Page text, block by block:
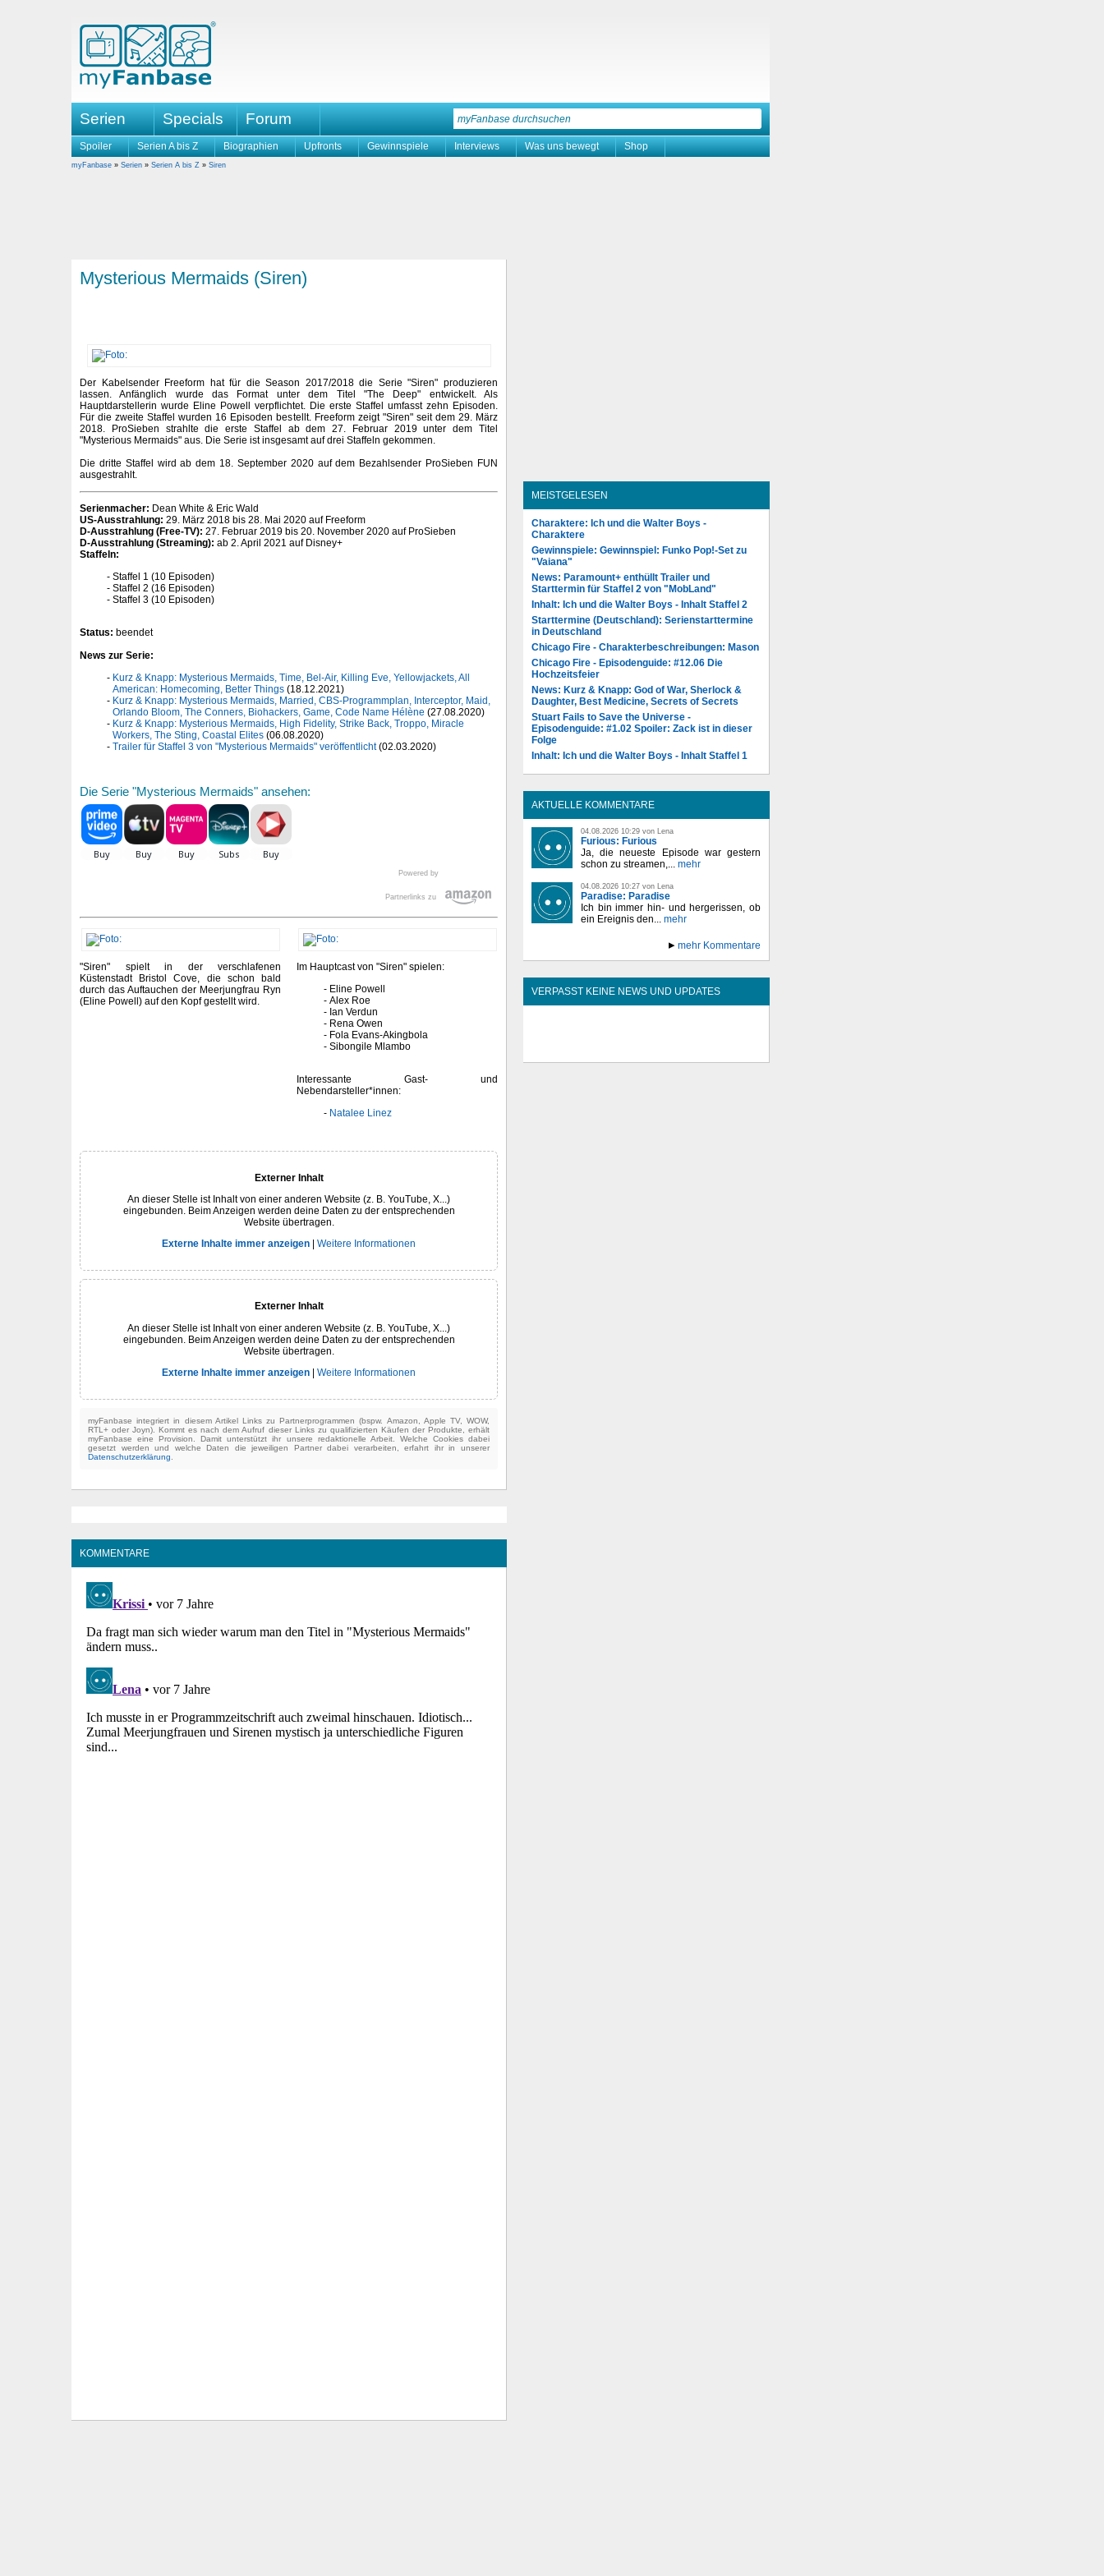
Serien Specials Forum
Spoiler Serien A bis Z Biographien Upfronts Gewinnspiele Interviews Was uns bewegt Shop
myFanbase » Serien » Serien A bis Z » Siren
Mysterious Mermaids (Siren)
Der Kabelsender Freeform hat für die Season 2017/2018 die Serie "Siren" produzieren
lassen. Anfänglich wurde das Format unter dem Titel "The Deep" entwickelt. Als
Hauptdarstellerin wurde Eline Powell verpflichtet. Die erste Staffel umfasst zehn Episoden.
Für die zweite Staffel wurden 16 Episoden bestellt. Freeform zeigt "Siren" seit dem 29. März
2018. ProSieben strahlte die erste Staffel ab dem 27. Februar 2019 unter dem Titel
"Mysterious Mermaids" aus. Die Serie ist insgesamt auf drei Staffeln gekommen.
Die dritte Staffel wird ab dem 18. September 2020 auf dem Bezahlsender ProSieben FUN
ausgestrahlt.
Serienmacher: Dean White & Eric Wald
US-Ausstrahlung: 29. März 2018 bis 28. Mai 2020 auf Freeform
D-Ausstrahlung (Free-TV): 27. Februar 2019 bis 20. November 2020 auf ProSieben
D-Ausstrahlung (Streaming): ab 2. April 2021 auf Disney+
Staffeln:
Staffel 1 (10 Episoden)
Staffel 2 (16 Episoden)
Staffel 3 (10 Episoden)
Status: beendet
News zur Serie:
Kurz & Knapp: Mysterious Mermaids, Time, Bel-Air, Killing Eve, Yellowjackets, All
American: Homecoming, Better Things (18.12.2021)
Kurz & Knapp: Mysterious Mermaids, Married, CBS-Programmplan, Interceptor, Maid,
Orlando Bloom, The Conners, Biohackers, Game, Code Name Hélène (27.08.2020)
Kurz & Knapp: Mysterious Mermaids, High Fidelity, Strike Back, Troppo, Miracle
Workers, The Sting, Coastal Elites (06.08.2020)
Trailer für Staffel 3 von "Mysterious Mermaids" veröffentlicht(02.03.2020)
Die Serie "Mysterious Mermaids" ansehen:
Powered by
Partnerlinks zu
"Siren" spielt in der verschlafenen
Küstenstadt Bristol Cove, die schon bald
durch das Auftauchen der Meerjungfrau Ryn
(Eline Powell) auf den Kopf gestellt wird.
Im Hauptcast von "Siren" spielen:
Eline Powell
Alex Roe
Ian Verdun
Rena Owen
Fola Evans-Akingbola
Sibongile Mlambo
Interessante Gast- und
Nebendarsteller*innen:
Natalee Linez
Externer Inhalt
An dieser Stelle ist Inhalt von einer anderen Website (z. B. YouTube, X...)
eingebunden. Beim Anzeigen werden deine Daten zu der entsprechenden
Website übertragen.
Externe Inhalte immer anzeigen
Weitere Informationen
Externer Inhalt
An dieser Stelle ist Inhalt von einer anderen Website (z. B. YouTube, X...)
eingebunden. Beim Anzeigen werden deine Daten zu der entsprechenden
Website übertragen.
Externe Inhalte immer anzeigen
Weitere Informationen
myFanbase integriert in diesem Artikel Links zu Partnerprogrammen (bspw. Amazon, Apple TV, WOW,
RTL+ oder Joyn). Kommt es nach dem Aufruf dieser Links zu qualifizierten Käufen der Produkte, erhält
myFanbase eine Provision. Damit unterstützt ihr unsere redaktionelle Arbeit. Welche Cookies dabei
gesetzt werden und welche Daten die jeweiligen Partner dabei verarbeiten, erfahrt ihr in unserer
Datenschutzerklärung
KOMMENTARE
MEISTGELESEN
Charaktere: Ich und die Walter Boys -
Charaktere
Gewinnspiele: Gewinnspiel: Funko Pop!-Set zu
"Vaiana"
News: Paramount+ enthüllt Trailer und
Starttermin für Staffel 2 von "MobLand"
Inhalt: Ich und die Walter Boys - Inhalt Staffel 2
Starttermine (Deutschland): Serienstarttermine
in Deutschland
Chicago Fire - Charakterbeschreibungen: Mason
Chicago Fire - Episodenguide: #12.06 Die
Hochzeitsfeier
News: Kurz & Knapp: God of War, Sherlock &
Daughter, Best Medicine, Secrets of Secrets
Stuart Fails to Save the Universe -
Episodenguide: #1.02 Spoiler: Zack ist in dieser
Folge
Inhalt: Ich und die Walter Boys - Inhalt Staffel 1
AKTUELLE KOMMENTARE
04.08.2026 10:29 von Lena
Furious: Furious
Ja, die neueste Episode war gestern
schon zu streamen,... mehr
04.08.2026 10:27 von Lena
Paradise: Paradise
Ich bin immer hin- und hergerissen, ob
ein Ereignis den... mehr
mehr Kommentare
VERPASST KEINE NEWS UND UPDATES